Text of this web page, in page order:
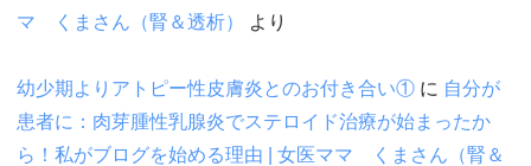
マ くまさん（腎＆透析）
より
幼少期よりアトピー性皮膚炎とのお付き合い① に 自分が
患者に：肉芽腫性乳腺炎でステロイド治療が始まったか
ら！私がブログを始める理由 | 女医ママ くまさん（腎＆